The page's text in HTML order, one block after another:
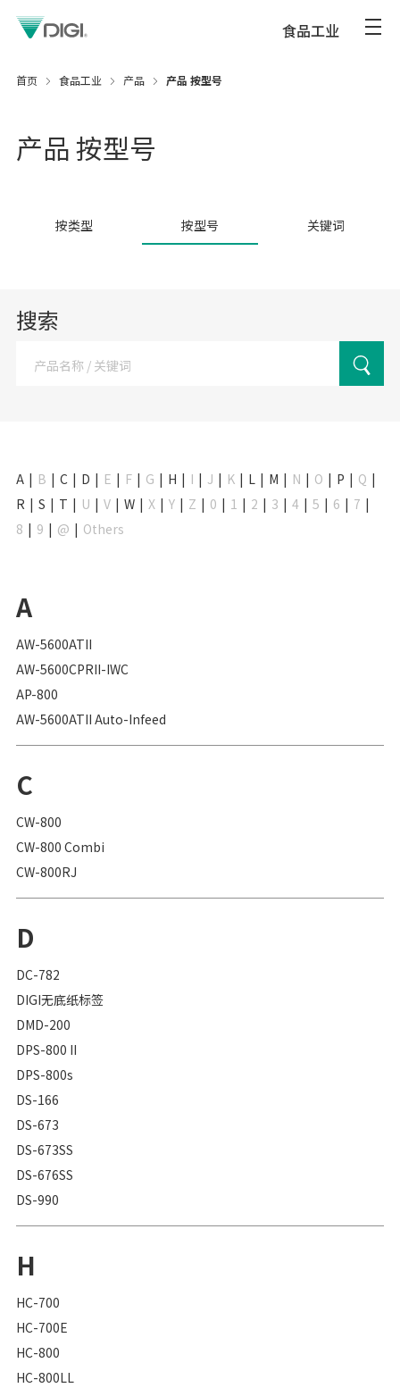
食品工业
首页 食品工业 产品 产品 按型号
产品 按型号
按类型 按型号 关键词
搜索
A B C D E F G H I J K L M N O P
Q
R
S T U V W X Y Z 0 1 2 3 4 5 6
7
8
9 @ Others
A
AW-5600ATII
AW-5600CPRII-IWC
AP-800
AW-5600ATII Auto-Infeed
C
CW-800
CW-800 Combi
CW-800RJ
D
DC-782
DIGI无底纸标签
DMD-200
DPS-800 II
DPS-800s
DS-166
DS-673
DS-673SS
DS-676SS
DS-990
H
HC-700
HC-700E
HC-800
HC-800LL